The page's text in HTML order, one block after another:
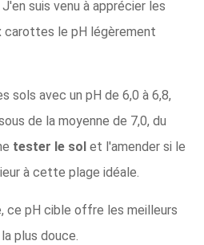
suis venu à apprécier les
carottes le pH légèrement
sols avec un pH de 6,0 à 6,8,
de la moyenne de 7,0, du
tester le sol et l'amender si le
à cette plage idéale.
ce pH cible offre les meilleurs
plus douce.